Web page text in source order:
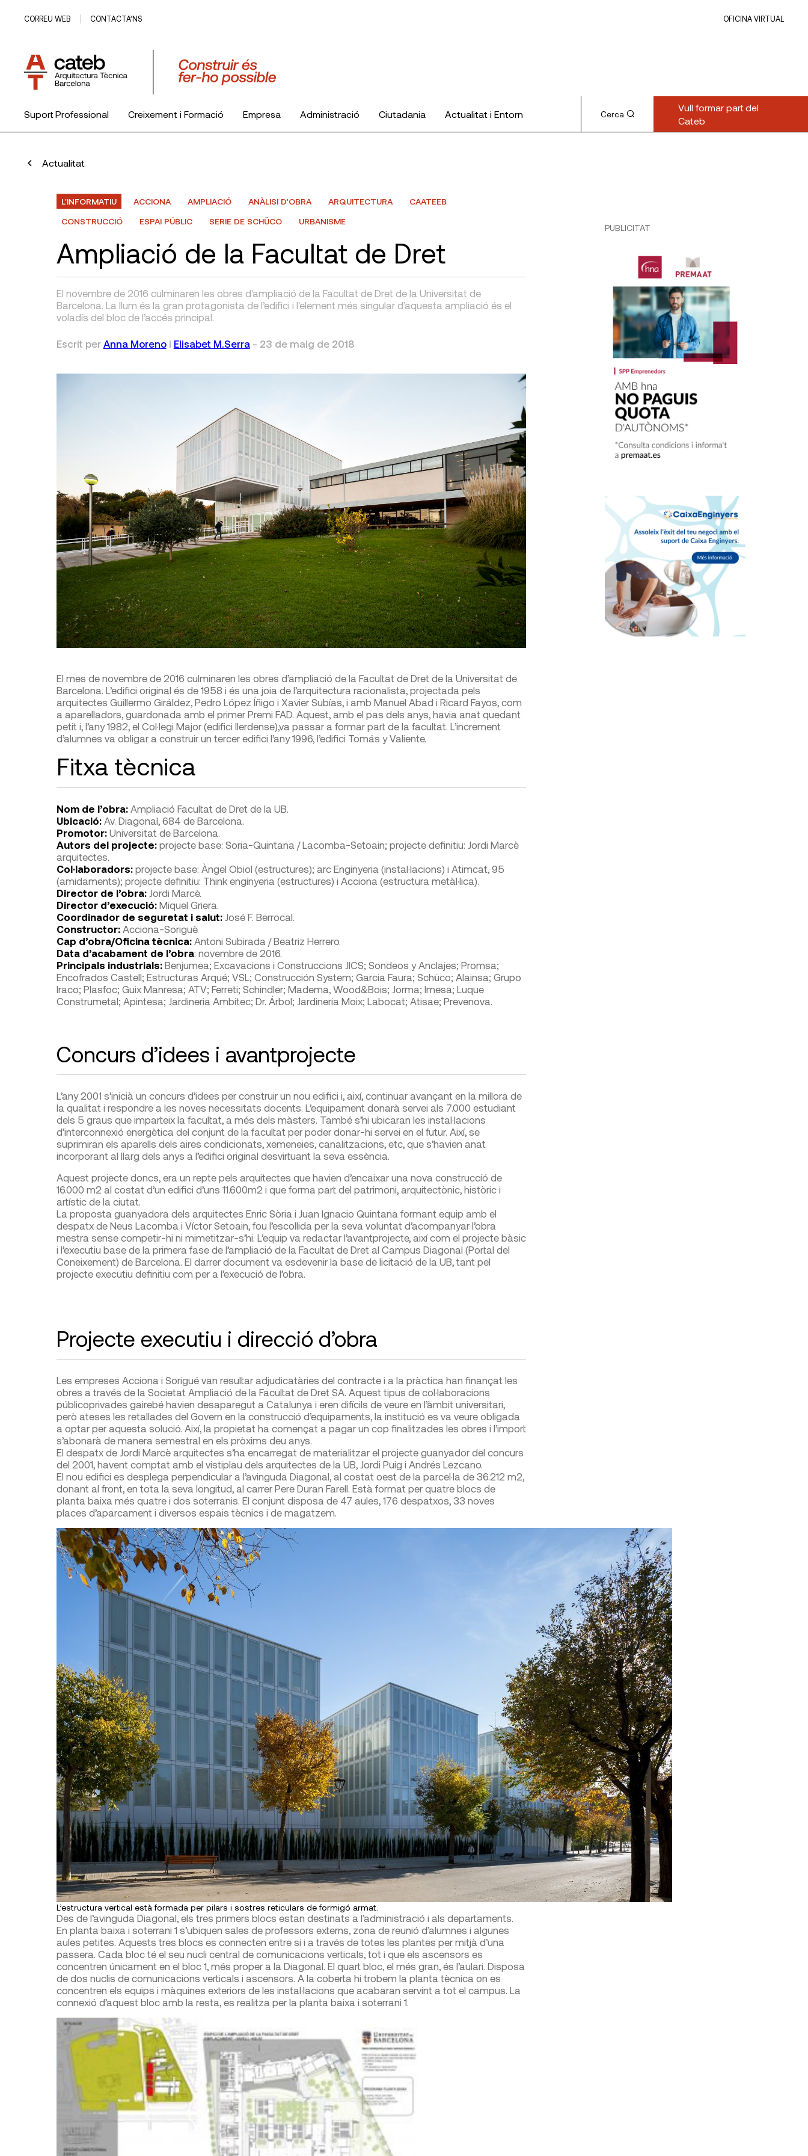
CORREU WEB CONTACTA’NS OFICINA VIRTUAL
Suport Professional Creixement i Formació Empresa Administració Ciutadania Actualitat i Entorn Cerca
Vull formar part del
Cateb
Actualitat
L'INFORMATIU ACCIONA AMPLIACIÓ ANÀLISI D'OBRA ARQUITECTURA
CAATEEB
CONSTRUCCIÓ
ESPAI PÚBLIC SERIE DE SCHÜCO URBANISME
Ampliació de la Facultat de Dret
El novembre de 2016 culminaren les obres d'ampliació de la Facultat de Dret de la Universitat de
Barcelona. La llum és la gran protagonista de l’edifici i l'element més singular d’aquesta ampliació és el
voladís del bloc de l’accés principal.
Escrit per Anna Morenoi Elisabet M.Serra- 23 de maig de 2018
El mes de novembre de 2016 culminaren les obres d’ampliació de la Facultat de Dret de la Universitat de
Barcelona. L’edifici original és de 1958 i és una joia de l’arquitectura racionalista, projectada pels
arquitectes Guillermo Giráldez, Pedro López Íñigo i Xavier Subías, i amb Manuel Abad i Ricard Fayos, com
a aparelladors, guardonada amb el primer Premi FAD. Aquest, amb el pas dels anys, havia anat quedant
petit i, l’any 1982, el Col·legi Major (edifici Ilerdense),va passar a formar part de la facultat. L’increment
d’alumnes va obligar a construir un tercer edifici l’any 1996, l’edifici Tomás y Valiente.
Fitxa tècnica
Nom de l’obra:Ampliació Facultat de Dret de la UB.
Ubicació:Av. Diagonal, 684 de Barcelona.
Promotor:Universitat de Barcelona.
Autors del projecte:projecte base: Soria-Quintana / Lacomba-Setoain; projecte definitiu: Jordi Marcè
arquitectes.
Col·laboradors:projecte base: Àngel Obiol (estructures); arc Enginyeria (instal·lacions) i Atimcat, 95
(amidaments); projecte definitiu: Think enginyeria (estructures) i Acciona (estructura metàl·lica).
Director de l’obra:Jordi Marcè.
Director d’execució:Miquel Griera.
Coordinador de seguretat i salut:José F. Berrocal.
Constructor:Acciona-Soriguè.
Cap d’obra/Oficina tècnica:Antoni Subirada / Beatriz Herrero.
Data d’acabament de l’obra: novembre de 2016.
Principals industrials: Benjumea; Excavacions i Construccions JICS; Sondeos y Anclajes; Promsa;
Encofrados Castell; Estructuras Arqué; VSL; Construcción System; Garcia Faura; Schüco; Alainsa; Grupo
Iraco; Plasfoc; Guix Manresa; ATV; Ferreti; Schindler; Madema, Wood&Bois; Jorma; Imesa; Luque
Construmetal; Apintesa; Jardineria Ambitec; Dr. Árbol; Jardineria Moix; Labocat; Atisae; Prevenova.
Concurs d’idees i avantprojecte
L’any 2001 s’inicià un concurs d’idees per construir un nou edifici i, així, continuar avançant en la millora de
la qualitat i respondre a les noves necessitats docents. L’equipament donarà servei als 7.000 estudiant
dels 5 graus que imparteix la facultat, a més dels màsters. També s’hi ubicaran les instal·lacions
d’interconnexió energètica del conjunt de la facultat per poder donar-hi servei en el futur. Així, se
suprimiran els aparells dels aires condicionats, xemeneies, canalitzacions, etc, que s’havien anat
incorporant al llarg dels anys a l’edifici original desvirtuant la seva essència.
Aquest projecte doncs, era un repte pels arquitectes que havien d’encaixar una nova construcció de
16.000 m2 al costat d’un edifici d’uns 11.600m2 i que forma part del patrimoni, arquitectònic, històric i
artístic de la ciutat.
La proposta guanyadora dels arquitectes Enric Sòria i Juan Ignacio Quintana formant equip amb el
despatx de Neus Lacomba i Víctor Setoain, fou l’escollida per la seva voluntat d’acompanyar l’obra
mestra sense competir-hi ni mimetitzar-s’hi. L’equip va redactar l’avantprojecte, així com el projecte bàsic
i l’executiu base de la primera fase de l’ampliació de la Facultat de Dret al Campus Diagonal (Portal del
Coneixement) de Barcelona. El darrer document va esdevenir la base de licitació de la UB, tant pel
projecte executiu definitiu com per a l’execució de l’obra.
Projecte executiu i direcció d’obra
Les empreses Acciona i Sorigué van resultar adjudicatàries del contracte i a la pràctica han finançat les
obres a través de la Societat Ampliació de la Facultat de Dret SA. Aquest tipus de col·laboracions
públicoprivades gairebé havien desaparegut a Catalunya i eren difícils de veure en l’àmbit universitari,
però ateses les retallades del Govern en la construcció d’equipaments, la institució es va veure obligada
a optar per aquesta solució. Així, la propietat ha començat a pagar un cop finalitzades les obres i l’import
s’abonarà de manera semestral en els pròxims deu anys.
El despatx de Jordi Marcè arquitectes s’ha encarregat de materialitzar el projecte guanyador del concurs
del 2001, havent comptat amb el vistiplau dels arquitectes de la UB, Jordi Puig i Andrés Lezcano.
El nou edifici es desplega perpendicular a l’avinguda Diagonal, al costat oest de la parcel·la de 36.212 m2
donant al front, en tota la seva longitud, al carrer Pere Duran Farell. Està format per quatre blocs de
planta baixa més quatre i dos soterranis. El conjunt disposa de 47 aules, 176 despatxos, 33 noves
places d’aparcament i diversos espais tècnics i de magatzem.
L’estructura vertical està formada per pilars i sostres reticulars de formigó armat.
Des de l’avinguda Diagonal, els tres primers blocs estan destinats a l’administració i als departaments.
En planta baixa i soterrani 1 s’ubiquen sales de professors externs, zona de reunió d’alumnes i algunes
aules petites. Aquests tres blocs es connecten entre si i a través de totes les plantes per mitjà d’una
passera. Cada bloc té el seu nucli central de comunicacions verticals, tot i que els ascensors es
concentren únicament en el bloc 1, més proper a la Diagonal. El quart bloc, el més gran, és l’aulari. Disposa
de dos nuclis de comunicacions verticals i ascensors. A la coberta hi trobem la planta tècnica on es
concentren els equips i màquines exteriors de les instal·lacions que acabaran servint a tot el campus. La
connexió d’aquest bloc amb la resta, es realitza per la planta baixa i soterrani 1.
PUBLICITAT